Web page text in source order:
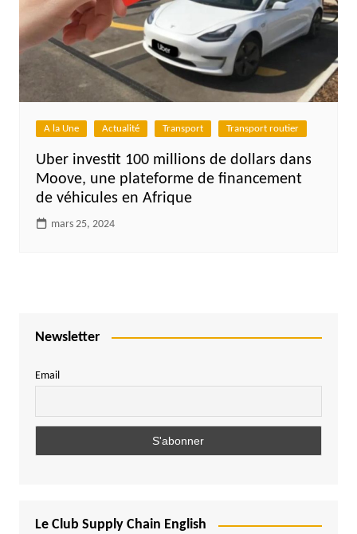
A la Une Actualité Transport Transport routier
Uber investit 100 millions de dollars dans
Moove, une plateforme de financement
de véhicules en Afrique
mars 25, 2024
Newsletter
Email
Le Club Supply Chain English